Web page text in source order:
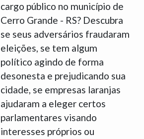
cargo público no município de
Cerro Grande - RS? Descubra
se seus adversários fraudaram
eleições, se tem algum
político agindo de forma
desonesta e prejudicando sua
cidade, se empresas laranjas
ajudaram a eleger certos
parlamentares visando
interesses próprios ou